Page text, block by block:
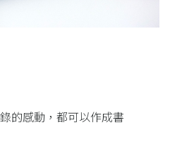
的感動，都可以作成書